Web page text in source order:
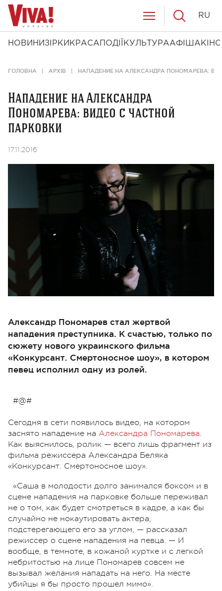
НОВИНИ ЗІРКИ КРАСА ПОДІЇ КУЛЬТУРААФІША КІНО
RU
ГОЛОВНА АРХІВ НАПАДЕНИЕ НА АЛЕКСАНДРА ПОНОМАРЕВА:
Нападение на Александра
Пономарева: видео с частной
парковки
17.11.2016
Александр Пономарев стал жертвой
нападения преступника. К счастью, только по
сюжету нового украинского фильма
«Конкурсант. Смертоносное шоу», в котором
певец исполнил одну из ролей.
#@#
Сегодня в сети появилось видео, на котором
заснято нападение на Александра Пономарева.
Как выяснилось, ролик — всего лишь фрагмент из
фильма режиссера Александра Беляка
«Конкурсант. Смертоносное шоу».
«Саша в молодости долго занимался боксом и в
сцене нападения на парковке больше переживал
не о том, как будет смотреться в кадре, а как бы
случайно не нокаутировать актера,
подстерегающего его за углом, — рассказал
режиссер о сцене нападения на певца. — И
вообще, в темноте, в кожаной куртке и с легкой
небритостью на лице Пономарев совсем не
вызывал желания нападать на него. На месте
убийцы я бы просто прошел мимо».